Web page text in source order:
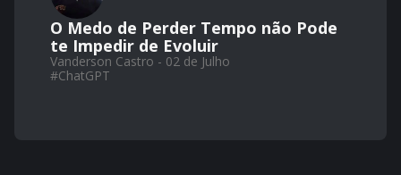
O Medo de Perder Tempo não Pode
te Impedir de Evoluir
Vanderson Castro - 02 de Julho
#ChatGPT